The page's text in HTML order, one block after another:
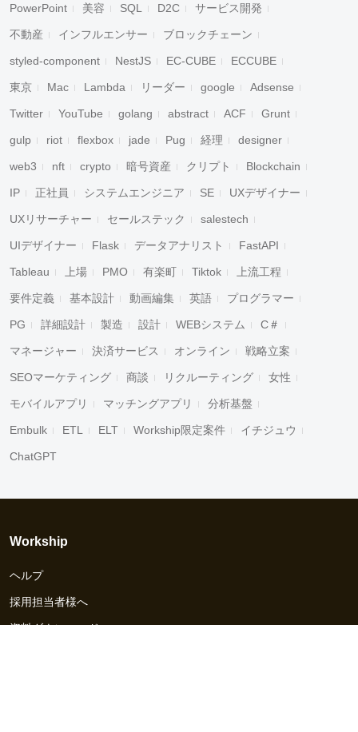
PowerPoint 美容 SQL D2C サービス開発
不動産 インフルエンサー ブロックチェーン
styled-component NestJS EC-CUBE ECCUBE
東京 Mac Lambda リーダー google Adsense
Twitter YouTube golang abstract ACF Grunt
gulp riot flexbox jade Pug 経理 designer
web3 nft crypto 暗号資産 クリプト Blockchain
IP 正社員 システムエンジニア SE UXデザイナー
UXリサーチャー セールステック salestech
UIデザイナー Flask データアナリスト FastAPI
Tableau 上場 PMO 有楽町 Tiktok 上流工程
要件定義 基本設計 動画編集 英語 プログラマー
PG 詳細設計 製造 設計 WEBシステム C＃
マネージャー 決済サービス オンライン 戦略立案
SEOマーケティング 商談 リクルーティング 女性
モバイルアプリ マッチングアプリ 分析基盤
Embulk ETL ELT Workship限定案件 イチジュウ
ChatGPT
Workship
ヘルプ
採用担当者様へ
資料ダウンロード